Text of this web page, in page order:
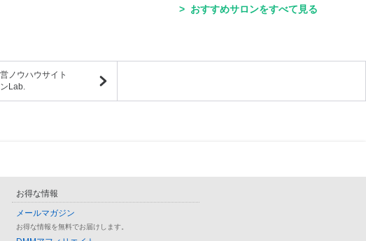
おすすめサロンをすべて見る
ノウハウサイト
Lab.
お得な情報
メールマガジン
お得な情報を無料でお届けします。